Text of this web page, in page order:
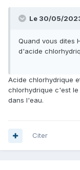
Le 30/05/
Quand vous dites
d'acide
Acide chlorhydrique
chlorhydrique c'est
dans l'eau.
Citer